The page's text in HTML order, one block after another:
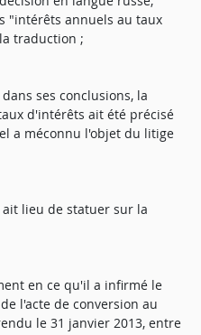
"intérêts annuels au taux
traduction ;
ses conclusions, la
d'intérêts ait été précisé
a méconnu l'objet du litige
ait lieu de statuer sur la
en ce qu'il a infirmé le
l'acte de conversion au
le 31 janvier 2013, entre